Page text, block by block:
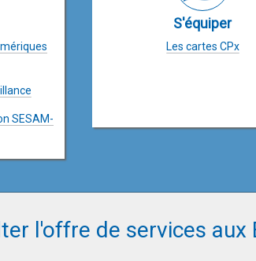
SESAM-
S'équiper
Les cartes CPx
l'offre de services aux